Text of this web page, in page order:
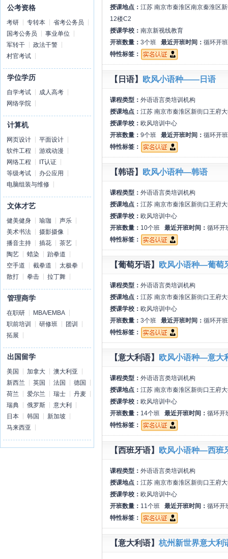
公考资格
考研 专转本
省考公务员
国考公务员
事业单位
军转干
政法干警
村官考试
学位学历
自学考试
成人高考
网络学院
计算机
网页设计
平面设计
软件工程
游戏动漫
网络工程
IT认证
等级考试
办公应用
电脑组装与维修
文体才艺
健美健身 瑜珈
声乐
美术书法
摄影摄像
播音主持
插花
茶艺
陶艺
蜡染
跆拳道
空手道
截拳道
太极拳
散打
拳击 拉丁舞
管理商学
在职研
MBA/EMBA
职前培训
研修班
团训
拓展
出国留学
美国 加拿大
澳大利亚
新西兰
英国 法国
德国
荷兰
爱尔兰 瑞士
丹麦
瑞典
俄罗斯
意大利
日本
韩国
新加坡
马来西亚
授课地点： 江苏 南京市秦淮区南京秦淮区
12楼C2
授课学校： 南京新视线教育
开班数量： 3个班 最近开班时间： 循环开班
特性标签：
【日语】 欧风小语种——日语
课程类型： 外语语言类培训机构
授课地点： 江苏 南京市秦淮区新街口王府
授课学校： 欧风培训中心
开班数量： 9个班 最近开班时间： 循环开班
特性标签：
【韩语】 欧风小语种—韩语
课程类型： 外语语言类培训机构
授课地点： 江苏 南京市秦淮区新街口王府
授课学校： 欧风培训中心
开班数量： 10个班 最近开班时间： 循环开
特性标签：
【葡萄牙语】 欧风小语种—葡萄
课程类型： 外语语言类培训机构
授课地点： 江苏 南京市秦淮区新街口王府
授课学校： 欧风培训中心
开班数量： 3个班 最近开班时间： 循环开班
特性标签：
【意大利语】 欧风小语种—意大
课程类型： 外语语言类培训机构
授课地点： 江苏 南京市秦淮区新街口王府
授课学校： 欧风培训中心
开班数量： 14个班 最近开班时间： 循环开
特性标签：
【西班牙语】 欧风小语种—西班
课程类型： 外语语言类培训机构
授课地点： 江苏 南京市秦淮区新街口王府
授课学校： 欧风培训中心
开班数量： 11个班 最近开班时间： 循环开
特性标签：
【意大利语】 杭州新世界意大利